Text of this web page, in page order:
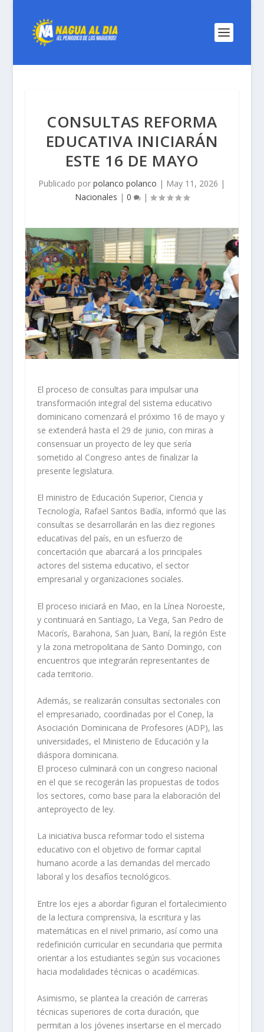
CONSULTAS REFORMA
EDUCATIVA INICIARÁN
ESTE 16 DE MAYO
Publicado porpolanco polanco | May 11, 2026 |
Nacionales | 0 |
El proceso de consultas para impulsar una
transformación integral del sistema educativo
dominicano comenzará el próximo 16 de mayo y
se extenderá hasta el 29 de junio, con miras a
consensuar un proyecto de ley que sería
sometido al Congreso antes de finalizar la
presente legislatura.
El ministro de Educación Superior, Ciencia y
Tecnología, Rafael Santos Badía, informó que las
consultas se desarrollarán en las diez regiones
educativas del país, en un esfuerzo de
concertación que abarcará a los principales
actores del sistema educativo, el sector
empresarial y organizaciones sociales.
El proceso iniciará en Mao, en la Línea Noroeste,
y continuará en Santiago, La Vega, San Pedro de
Macorís, Barahona, San Juan, Baní, la región Este
y la zona metropolitana de Santo Domingo, con
encuentros que integrarán representantes de
cada territorio.
Además, se realizarán consultas sectoriales con
el empresariado, coordinadas por el Conep, la
Asociación Dominicana de Profesores (ADP), las
universidades, el Ministerio de Educación y la
diáspora dominicana.
El proceso culminará con un congreso nacional
en el que se recogerán las propuestas de todos
los sectores, como base para la elaboración del
anteproyecto de ley.
La iniciativa busca reformar todo el sistema
educativo con el objetivo de formar capital
humano acorde a las demandas del mercado
laboral y los desafíos tecnológicos.
Entre los ejes a abordar figuran el fortalecimiento
de la lectura comprensiva, la escritura y las
matemáticas en el nivel primario, así como una
redefinición curricular en secundaria que permita
orientar a los estudiantes según sus vocaciones
hacia modalidades técnicas o académicas.
Asimismo, se plantea la creación de carreras
técnicas superiores de corta duración, que
permitan a los jóvenes insertarse en el mercado